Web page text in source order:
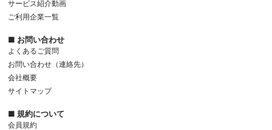
サービス紹介動画
ご利用企業一覧
■ お問い合わせ
よくあるご質問
お問い合わせ（連絡先）
会社概要
サイトマップ
■ 規約について
会員規約